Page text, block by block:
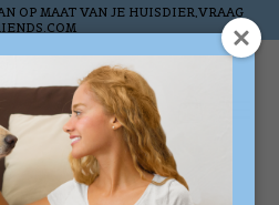
OP MAAT VAN JE HUISDIER,VRAAG
Verlanglijst